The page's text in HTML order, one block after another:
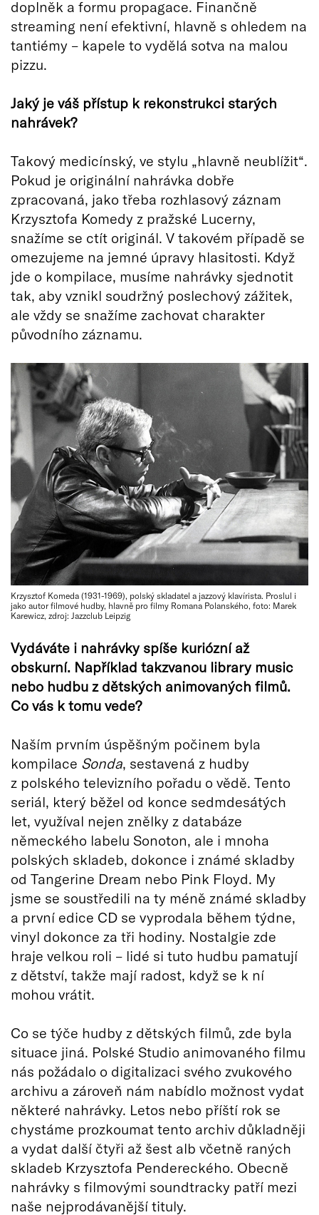
doplněk a formu propagace. Finančně
streaming není efektivní, hlavně s ohledem na
tantiémy – kapele to vydělá sotva na malou
pizzu.
Jaký je váš přístup k rekonstrukci starých
nahrávek?
Takový medicínský, ve stylu „hlavně neublížit“.
Pokud je originální nahrávka dobře
zpracovaná, jako třeba rozhlasový záznam
Krzysztofa Komedy z pražské Lucerny,
snažíme se ctít originál. V takovém případě se
omezujeme na jemné úpravy hlasitosti. Když
jde o kompilace, musíme nahrávky sjednotit
tak, aby vznikl soudržný poslechový zážitek,
ale vždy se snažíme zachovat charakter
původního záznamu.
Krzysztof Komeda (1931-1969), polský skladatel a jazzový klavírista. Proslul i
jako autor filmové hudby, hlavně pro filmy Romana Polanského, foto: Marek
Karewicz, zdroj: Jazzclub Leipzig
Vydáváte i nahrávky spíše kuriózní až
obskurní. Například takzvanou library music
nebo hudbu z dětských animovaných filmů.
Co vás k tomu vede?
Naším prvním úspěšným počinem byla
kompilace Sonda, sestavená z hudby
z polského televizního pořadu o vědě. Tento
seriál, který běžel od konce sedmdesátých
let, využíval nejen znělky z databáze
německého labelu Sonoton, ale i mnoha
polských skladeb, dokonce i známé skladby
od Tangerine Dream nebo Pink Floyd. My
jsme se soustředili na ty méně známé skladby
a první edice CD se vyprodala během týdne,
vinyl dokonce za tři hodiny. Nostalgie zde
hraje velkou roli – lidé si tuto hudbu pamatují
z dětství, takže mají radost, když se k ní
mohou vrátit.
Co se týče hudby z dětských filmů, zde byla
situace jiná. Polské Studio animovaného filmu
nás požádalo o digitalizaci svého zvukového
archivu a zároveň nám nabídlo možnost vydat
některé nahrávky. Letos nebo příští rok se
chystáme prozkoumat tento archiv důkladněji
a vydat další čtyři až šest alb včetně raných
skladeb Krzysztofa Pendereckého. Obecně
nahrávky s filmovými soundtracky patří mezi
naše nejprodávanější tituly.